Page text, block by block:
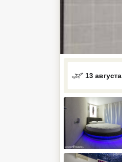
13 августа
ТОП 10 лучших отелей 5*